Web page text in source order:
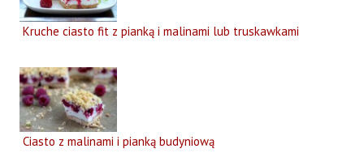
Kruche ciasto fit z pianką i malinami lub truskawkami
Ciasto z malinami i pianką budyniową